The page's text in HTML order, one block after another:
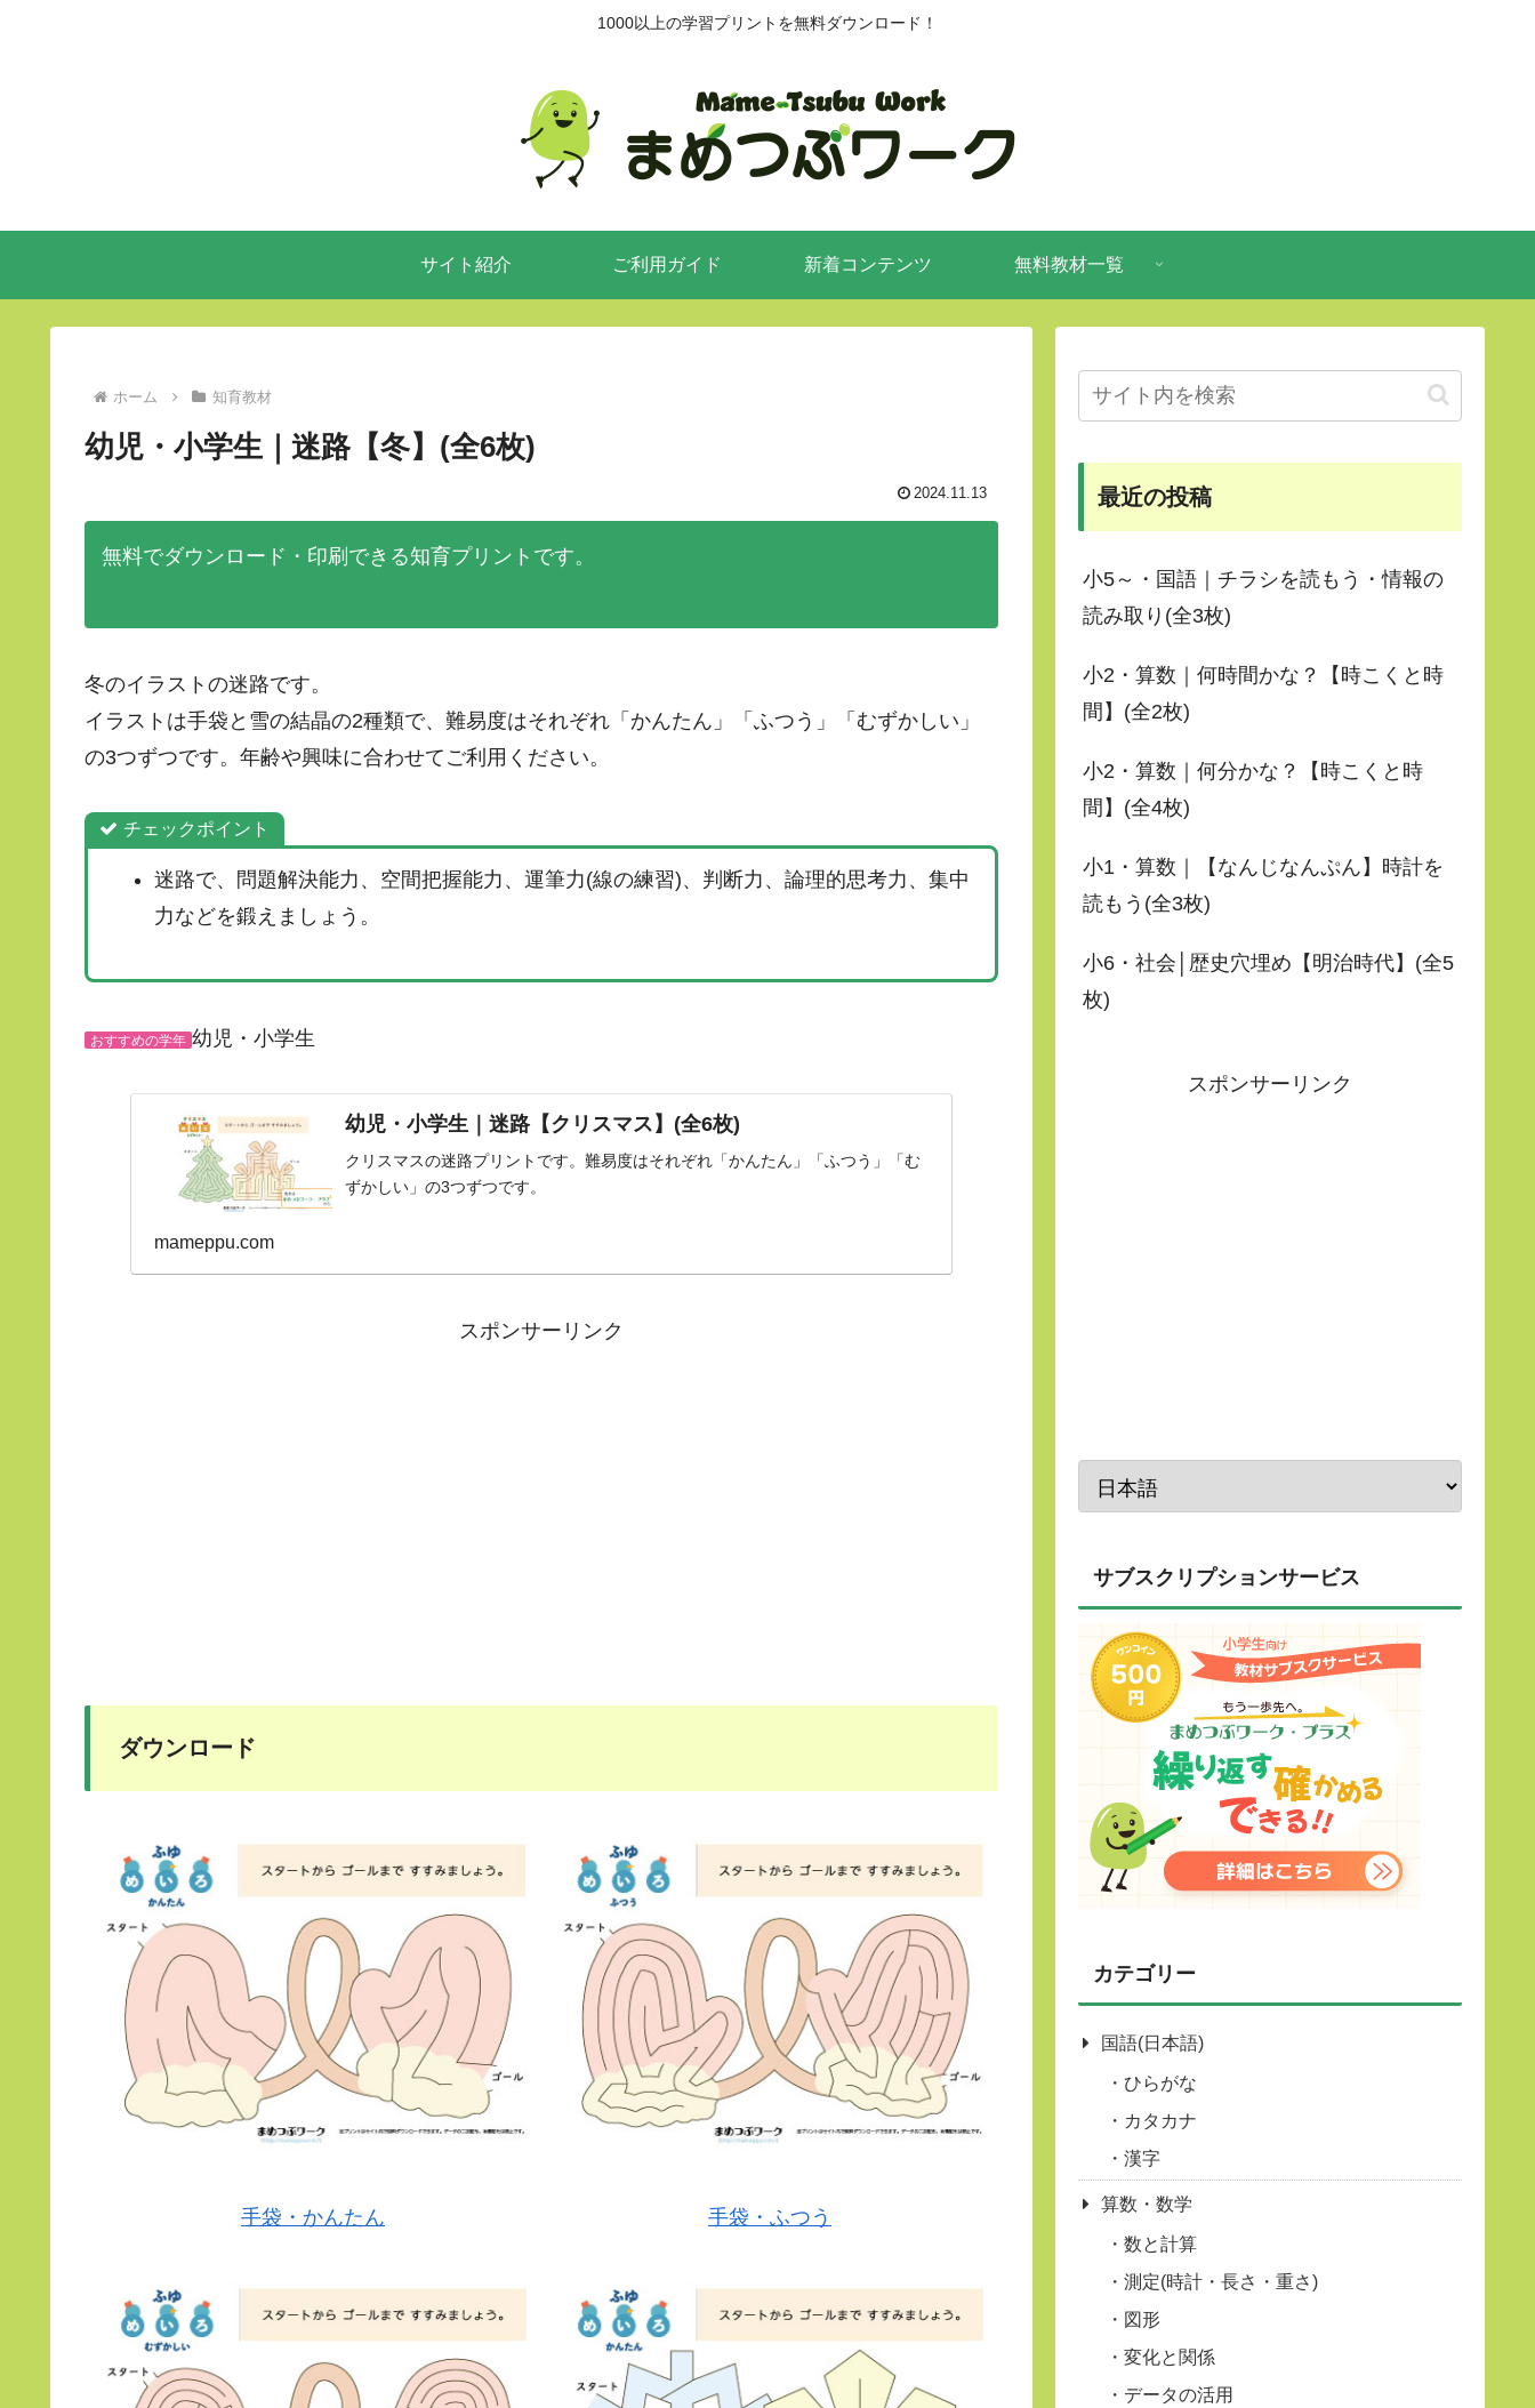
1000以上の学習プリントを無料ダウンロード！
サイト紹介 ご利用ガイド 新着コンテンツ 無料教材一覧
ホーム 知育教材
幼児・小学生｜迷路【冬】(全6枚)
2024.11.13
無料でダウンロード・印刷できる知育プリントです。
冬のイラストの迷路です。
イラストは手袋と雪の結晶の2種類で、難易度はそれぞれ「かんたん」「ふつう」「むずかしい」
の3つずつです。年齢や興味に合わせてご利用ください。
チェックポイント
迷路で、問題解決能力、空間把握能力、運筆力(線の練習)、判断力、論理的思考力、集中
力などを鍛えましょう。
おすすめの学年 幼児・小学生
幼児・小学生｜迷路【クリスマス】(全6枚)
クリスマスの迷路プリントです。難易度はそれぞれ「かんたん」「ふつう」「む
ずかしい」の3つずつです。
mameppu.com
スポンサーリンク
ダウンロード
手袋・かんたん 手袋・ふつう
最近の投稿
小5～・国語｜チラシを読もう・情報の
読み取り(全3枚)
小2・算数｜何時間かな？【時こくと時
間】(全2枚)
小2・算数｜何分かな？【時こくと時
間】(全4枚)
小1・算数｜【なんじなんぷん】時計を
読もう(全3枚)
小6・社会│歴史穴埋め【明治時代】(全5
枚)
スポンサーリンク
サブスクリプションサービス
カテゴリー
国語(日本語)
ひらがな
カタカナ
漢字
算数・数学
数と計算
測定(時計・長さ・重さ)
図形
変化と関係
データの活用